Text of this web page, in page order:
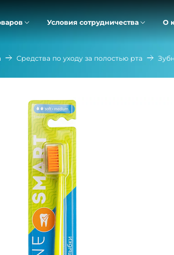
Условия сотрудничества О
Средства по уходу за полостью рта